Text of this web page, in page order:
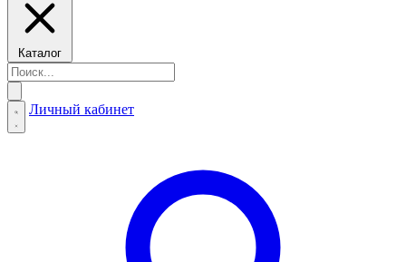
Каталог
Личный кабинет